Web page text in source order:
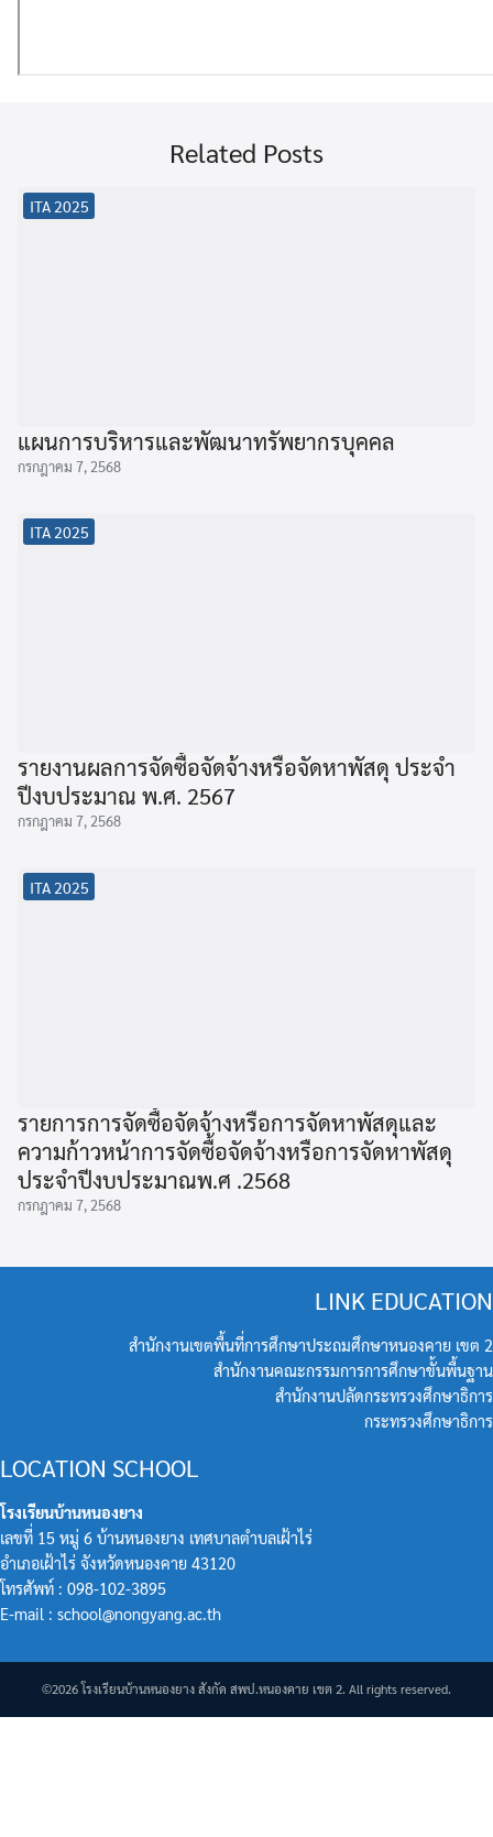
Related Posts
ITA 2025
แผนการบริหารและพัฒนาทรัพยากรบุคคล
กรกฎาคม 7, 2568
ITA 2025
รายงานผลการจัดซื้อจัดจ้างหรือจัดหาพัสดุ ประจำ
ปีงบประมาณ พ.ศ. 2567
กรกฎาคม 7, 2568
ITA 2025
รายการการจัดซื้อจัดจ้างหรือการจัดหาพัสดุและ
ความก้าวหน้าการจัดซื้อจัดจ้างหรือการจัดหาพัสดุ
ประจําปีงบประมาณพ.ศ .2568
กรกฎาคม 7, 2568
LINK EDUCATION
สำนักงานเขตพื้นที่การศึกษาประถมศึกษาหนองคาย เขต 2
สำนักงานคณะกรรมการการศึกษาขั้นพื้นฐาน
สำนักงานปลัดกระทรวงศึกษาธิการ
กระทรวงศึกษาธิการ
LOCATION SCHOOL
โรงเรียนบ้านหนองยาง
เลขที่ 15 หมู่ 6 บ้านหนองยาง เทศบาลตำบลเฝ้าไร่
อำเภอเฝ้าไร่ จังหวัดหนองคาย 43120
โทรศัพท์ : 098-102-3895
E-mail : school@nongyang.ac.th
©2026 โรงเรียนบ้านหนองยาง สังกัด สพป.หนองคาย เขต 2. All rights reserved.